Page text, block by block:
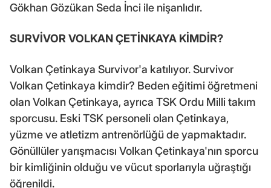
Gökhan Gözükan Seda İnci ile nişanlıdır.
SURVİVOR VOLKAN ÇETİNKAYA KİMDİR?
Volkan Çetinkaya Survivor'a katılıyor. Survivor
Volkan Çetinkaya kimdir? Beden eğitimi öğretmeni
olan Volkan Çetinkaya, ayrıca TSK Ordu Milli takım
sporcusu. Eski TSK personeli olan Çetinkaya,
yüzme ve atletizm antrenörlüğü de yapmaktadır.
Gönüllüler yarışmacısı Volkan Çetinkaya'nın sporcu
bir kimliğinin olduğu ve vücut sporlarıyla uğraştığı
öğrenildi.